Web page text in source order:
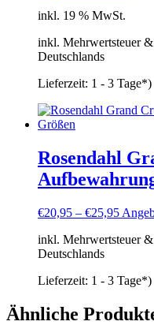
inkl. 19 % MwSt.
inkl. Mehrwertsteuer
Deutschlands
Lieferzeit: 1 - 3 Tage*)
Rosendahl
€20,95 – €25,95
inkl. Mehrwertsteuer
Deutschlands
Lieferzeit: 1 - 3 Tage*)
Ähnliche